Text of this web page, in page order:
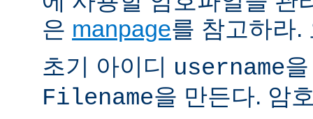
은 manpage를 참고하라.
초기 아이디 username
Filename을 만든다. 암